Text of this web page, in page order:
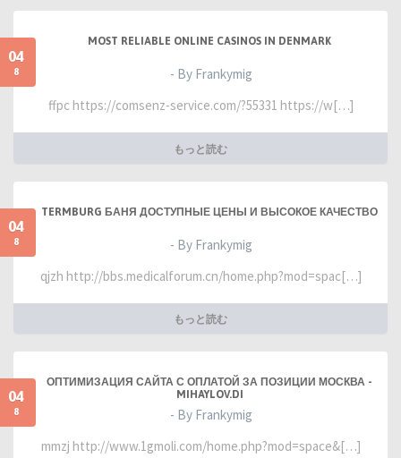
04
8
MOST RELIABLE ONLINE CASINOS IN DENMARK
- By Frankymig
ffpc https://comsenz-service.com/?55331 https://w[…]
もっと読む
04
8
TERMBURG БАНЯ ДОСТУПНЫЕ ЦЕНЫ И ВЫСОКОЕ КАЧЕСТВО
- By Frankymig
qjzh http://bbs.medicalforum.cn/home.php?mod=spac[…]
もっと読む
04
8
ОПТИМИЗАЦИЯ САЙТА С ОПЛАТОЙ ЗА ПОЗИЦИИ МОСКВА -
MIHAYLOV.DI
- By Frankymig
mmzj http://www.1gmoli.com/home.php?mod=space&[…]